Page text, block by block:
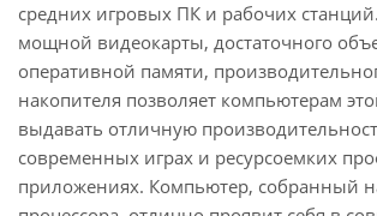
средних игровых ПК и рабочих
мощной видеокарты, достаточного
оперативной памяти,
накопителя позволяет компьютерам
выдавать отличную
современных играх и ресурсоемких
приложениях. Компьютер, собранный